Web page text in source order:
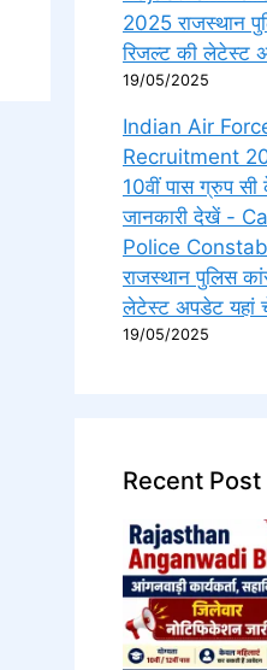
2025 राजस्थान
रिजल्ट की लेटेस्ट
19/05/2025
Indian Air
Recruitment
10वीं पास ग्रुप सी
जानकारी देखें -
Police
राजस्थान पुलिस
लेटेस्ट अपडेट यहां
19/05/2025
Recent Post